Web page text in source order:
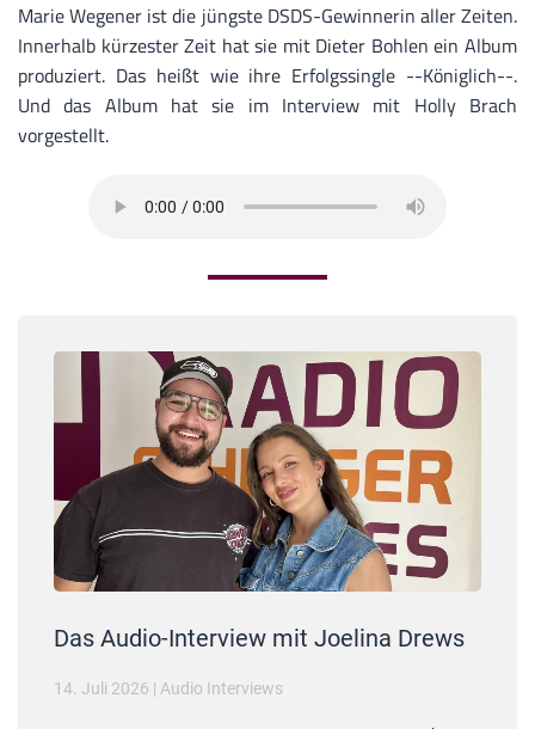
Marie Wegener ist die jüngste DSDS-Gewinnerin aller Zeiten.
Innerhalb kürzester Zeit hat sie mit Dieter Bohlen ein Album
produziert. Das heißt wie ihre Erfolgssingle --Königlich--.
Und das Album hat sie im Interview mit Holly Brach
vorgestellt.
Das Audio-Interview mit Joelina Drews
14. Juli 2026 | Audio Interviews